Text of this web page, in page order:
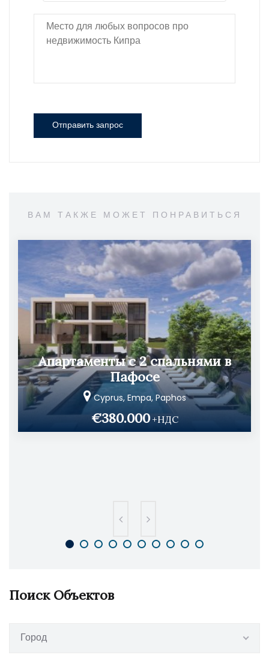
Отправить запрос
ВАМ ТАКЖЕ МОЖЕТ ПОНРАВИТЬСЯ
Апартаменты с 2 спальнями в
Пафосе
Cyprus, Empa, Paphos
€380.000 +НДС
Поиск Объектов
Город